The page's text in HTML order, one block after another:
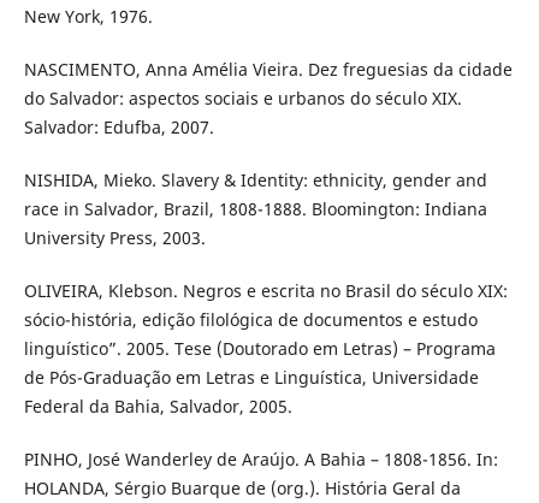
New York, 1976.
NASCIMENTO, Anna Amélia Vieira. Dez freguesias da cidade
do Salvador: aspectos sociais e urbanos do século XIX.
Salvador: Edufba, 2007.
NISHIDA, Mieko. Slavery & Identity: ethnicity, gender and
race in Salvador, Brazil, 1808-1888. Bloomington: Indiana
University Press, 2003.
OLIVEIRA, Klebson. Negros e escrita no Brasil do século XIX:
sócio-história, edição filológica de documentos e estudo
linguístico”. 2005. Tese (Doutorado em Letras) – Programa
de Pós-Graduação em Letras e Linguística, Universidade
Federal da Bahia, Salvador, 2005.
PINHO, José Wanderley de Araújo. A Bahia – 1808-1856. In:
HOLANDA, Sérgio Buarque de (org.). História Geral da